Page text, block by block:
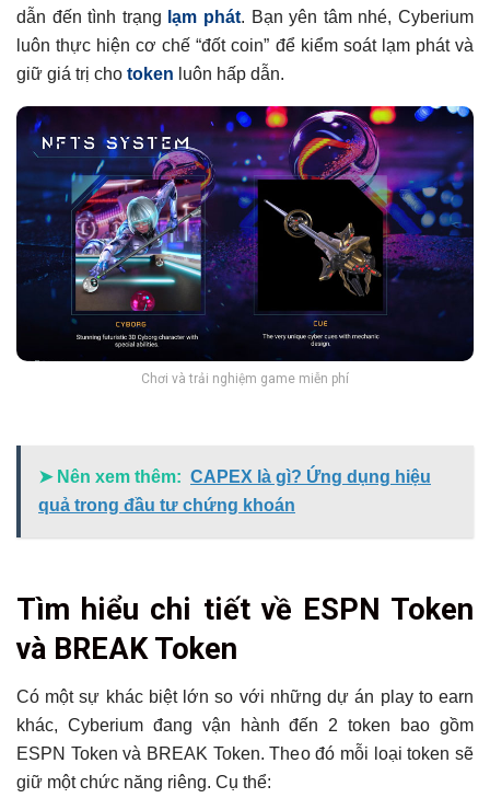
dẫn đến tình trạng lạm phát. Bạn yên tâm nhé, Cyberium
luôn thực hiện cơ chế “đốt coin” để kiểm soát lạm phát và
giữ giá trị cho token luôn hấp dẫn.
Chơi và trải nghiệm game miễn phí
➤ Nên xem thêm: CAPEX là gì? Ứng dụng hiệu
quả trong đầu tư chứng khoán
Tìm hiểu chi tiết về ESPN Token
và BREAK Token
Có một sự khác biệt lớn so với những dự án play to earn
khác, Cyberium đang vận hành đến 2 token bao gồm
ESPN Token và BREAK Token. Theo đó mỗi loại token sẽ
giữ một chức năng riêng. Cụ thể: